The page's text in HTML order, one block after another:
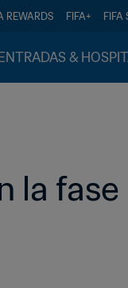
REWARDS FIFA+ FIFA
ENTRADAS &
la fase